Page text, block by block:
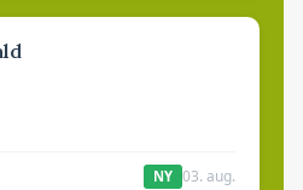
NY 03. aug.